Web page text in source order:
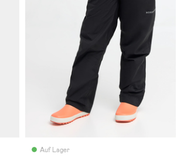
Auf Lager